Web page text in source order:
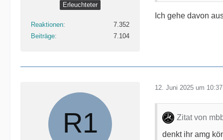
Erleuchteter
Reaktionen
7.352
Beiträge
7.104
Ich gehe davon
12. Juni 2025 um 10:37
Zitat von
denkt ihr amg